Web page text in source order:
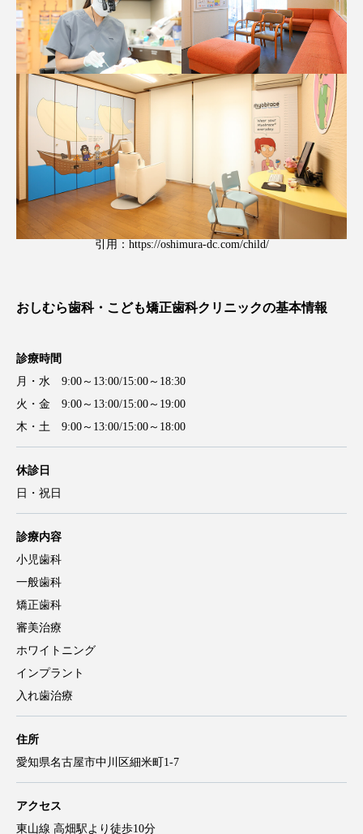
引用： https://oshimura-dc.com/child/
おしむら歯科・こども矯正歯科クリニックの基本情報
診療時間
月・水 9:00～13:00/15:00～18:30
火・金 9:00～13:00/15:00～19:00
木・土 9:00～13:00/15:00～18:00
休診日
日・祝日
診療内容
小児歯科
一般歯科
矯正歯科
審美治療
ホワイトニング
インプラント
入れ歯治療
住所
愛知県名古屋市中川区細米町1-7
アクセス
東山線 高畑駅より徒歩10分